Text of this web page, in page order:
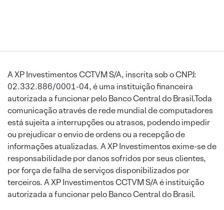
A XP Investimentos CCTVM S/A, inscrita sob o CNPJ:
02.332.886/0001-04, é uma instituição financeira
autorizada a funcionar pelo Banco Central do Brasil.Toda
comunicação através de rede mundial de computadores
está sujeita a interrupções ou atrasos, podendo impedir
ou prejudicar o envio de ordens ou a recepção de
informações atualizadas. A XP Investimentos exime-se de
responsabilidade por danos sofridos por seus clientes,
por força de falha de serviços disponibilizados por
terceiros. A XP Investimentos CCTVM S/A é instituição
autorizada a funcionar pelo Banco Central do Brasil.